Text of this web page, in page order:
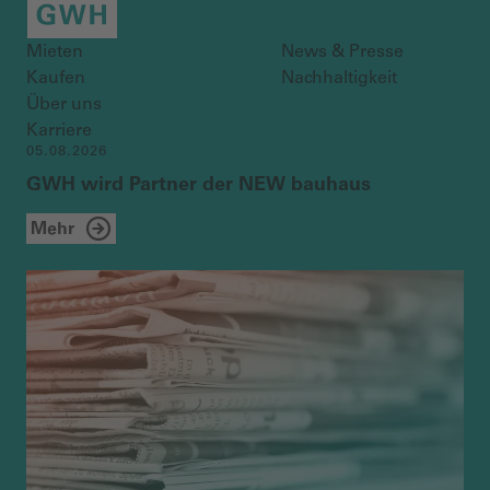
Mieten
Kaufen
News & Presse
Nachhaltigkeit
Über uns
Karriere
05.08.2026
GWH wird Partner der NEW bauhaus
Mehr